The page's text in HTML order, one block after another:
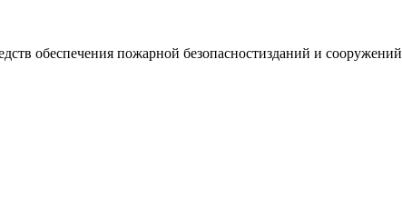
обеспечения пожарной безопасностизданий и сооружений